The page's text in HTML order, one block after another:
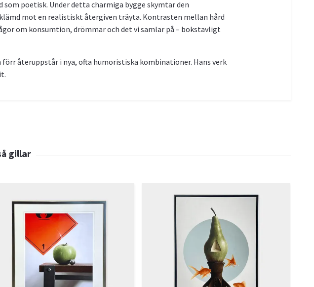
poetisk. Under detta charmiga bygge skymtar den
mot en realistiskt återgiven träyta. Kontrasten mellan hård
om konsumtion, drömmar och det vi samlar på – bokstavligt
återuppstår i nya, ofta humoristiska kombinationer. Hans verk